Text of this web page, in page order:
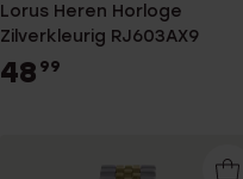
Lorus Heren Horloge
Zilverkleurig RJ603AX9
48 99